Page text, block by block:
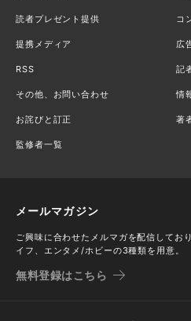
読者プレゼント提供 コ
提携メディア 広
RSS 記
その他、お問い合わせ 情
お詫びと訂正 著
監修者一覧
メールマガジン
ご興味に合わせたメルマガを配信してお
イフ、エンタメ/ホビーの3種類を用意。
無料登録はこちら